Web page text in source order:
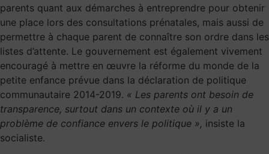
parents quant aux démarches à entreprendre pour obtenir
une place lors des consultations prénatales, mais aussi de
permettre à chaque parent de connaître son ordre dans les
listes d’attente. Le gouvernement est également vivement
encouragé à mettre en œuvre la réforme du monde de la
petite enfance prévue dans la déclaration de politique
communautaire 2014-2019. « Les parents ont besoin de
transparence, surtout dans un contexte où il y a un
problème de confiance envers le politique », insiste la
socialiste.